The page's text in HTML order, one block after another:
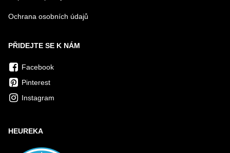
Ochrana osobních údajů
PŘIDEJTE SE K NÁM
Facebook
Pinterest
Instagram
HEUREKA